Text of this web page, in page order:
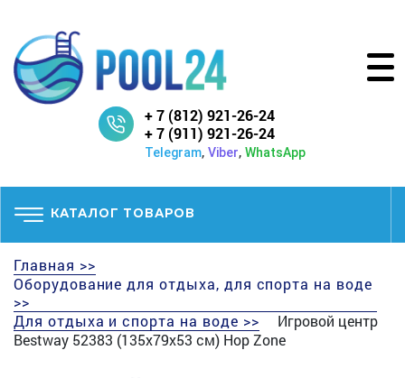
+ 7 (812) 921-26-24
+ 7 (911) 921-26-24
Telegram, Viber, WhatsApp
КАТАЛОГ ТОВАРОВ
Главная >>
Оборудование для отдыха, для спорта на воде
>>
Для отдыха и спорта на воде >>
Игровой центр
Bestway 52383 (135x79x53 см) Hop Zone